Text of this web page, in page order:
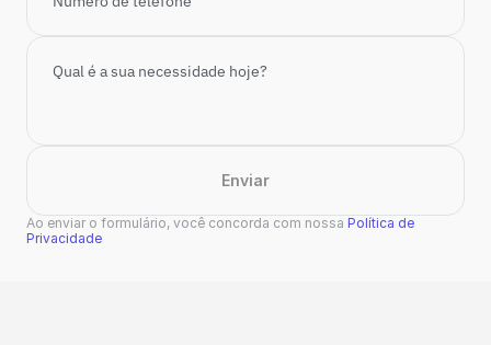
Enviar
Ao enviar o formulário, você concorda com nossa Política de
Privacidade